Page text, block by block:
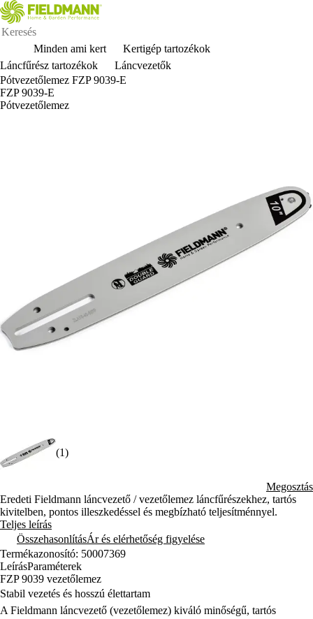
Minden ami kert
Kertigép tartozékok
Láncfűrész tartozékok
Láncvezetők
Pótvezetőlemez FZP 9039-E
FZP 9039-E
Pótvezetőlemez
(1)
Megosztás
Eredeti Fieldmann láncvezető / vezetőlemez láncfűrészekhez, tartós
kivitelben, pontos illeszkedéssel és megbízható teljesítménnyel.
Teljes leírás
ÖsszehasonlításÁr és elérhetőség figyelése
Termékazonosító: 50007369
LeírásParaméterek
FZP 9039 vezetőlemez
Stabil vezetés és hosszú élettartam
A Fieldmann láncvezető (vezetőlemez) kiváló minőségű, tartós